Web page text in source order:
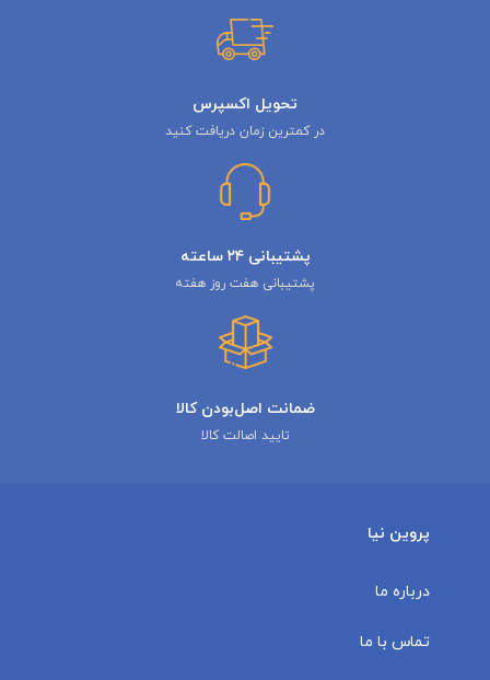
تحویل اکسپرس
در کمترین زمان دریافت کنید
پشتیبانی ۲۴ ساعته
پشتیبانی هفت روز هفته
ضمانت اصل‌بودن کالا
تایید اصالت کالا
پروین نیا
درباره ما
تماس با ما